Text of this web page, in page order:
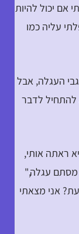
אם יכול להיות
עליה כמו
העגלה, אבל
להתחיל לדבר
ראתה אותי,
מסתם עגלה,"
אני מצאתי